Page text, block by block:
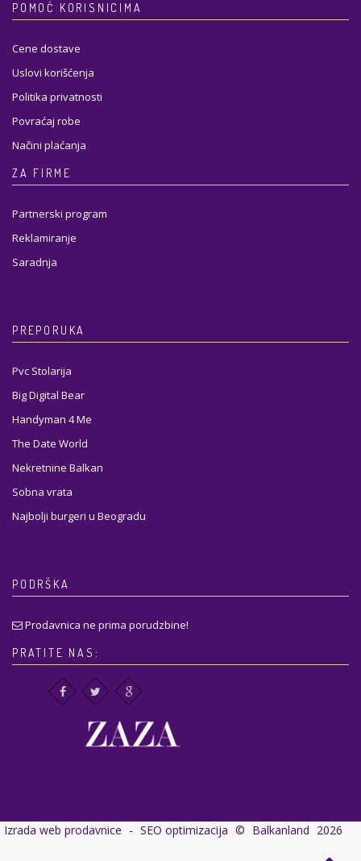
POMOĆ KORISNICIMA
Cene dostave
Uslovi korišćenja
Politika privatnosti
Povraćaj robe
Načini plaćanja
ZA FIRME
Partnerski program
Reklamiranje
Saradnja
PREPORUKA
Pvc Stolarija
Big Digital Bear
Handyman 4 Me
The Date World
Nekretnine Balkan
Sobna vrata
Najbolji burgeri u Beogradu
PODRŠKA
Prodavnica ne prima porudzbine!
PRATITE NAS:
Izrada web prodavnice - SEO optimizacija © Balkanland 2026